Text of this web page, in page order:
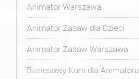
Animator Warszawa
Animator Zabaw dla Dzieci
Animator Zabaw Warszawa
Biznesowy Kurs dla Animatora